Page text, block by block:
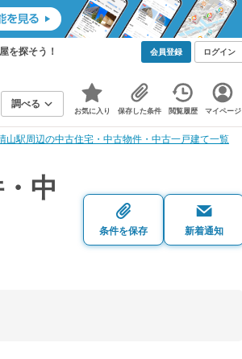
を探そう！ 会員登録 ログイン
調べる
お気に入り 保存した条件 閲覧履歴 マイページ
山駅周辺の中古住宅・中古物件・中古一戸建て一覧
中
条件を保存 新着通知